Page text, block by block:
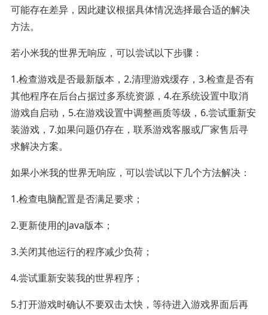
可能存在差异，因此建议根据具体情况选择最合适的解决
方法。
若小米我的世界无响应，可以尝试以下步骤：
1.检查游戏是否最新版本，2.清理游戏缓存，3.检查是否有
其他程序在后台占据过多系统资源，4.在系统设置中取消
游戏自启动，5.在游戏设置中调整画质等级，6.尝试重新安
装游戏，7.如果问题仍存在，联系游戏客服或厂家售后寻
求解决方案。
如果小米我的世界无响应，可以尝试以下几个方法解决：
1.检查电脑配置是否满足要求；
2.更新使用的Java版本；
3.关闭其他运行的程序减少负荷；
4.尝试重新安装我的世界程序；
5.打开游戏时确认不要双击太快，等待进入游戏界面后再